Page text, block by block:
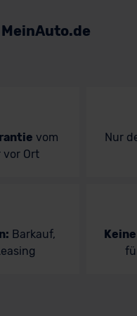
vom
vor Ort
Nur
Barkauf,